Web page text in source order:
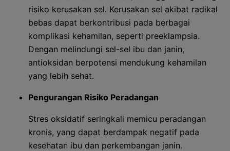
risiko kerusakan sel. Kerusakan sel akibat radikal
bebas dapat berkontribusi pada berbagai
komplikasi kehamilan, seperti preeklampsia.
Dengan melindungi sel-sel ibu dan janin,
antioksidan berpotensi mendukung kehamilan
yang lebih sehat.
Pengurangan Risiko Peradangan
Stres oksidatif seringkali memicu peradangan
kronis, yang dapat berdampak negatif pada
kesehatan ibu dan perkembangan janin.